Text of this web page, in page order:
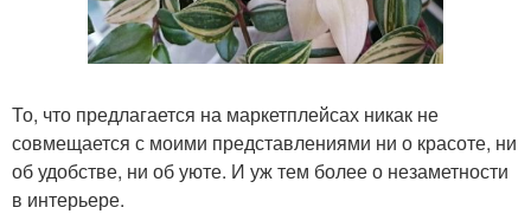
То, что предлагается на маркетплейсах никак не
совмещается с моими представлениями ни о красоте, ни
об удобстве, ни об уюте. И уж тем более о незаметности
в интерьере.